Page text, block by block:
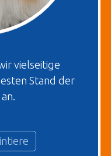
vielseitige
Stand der